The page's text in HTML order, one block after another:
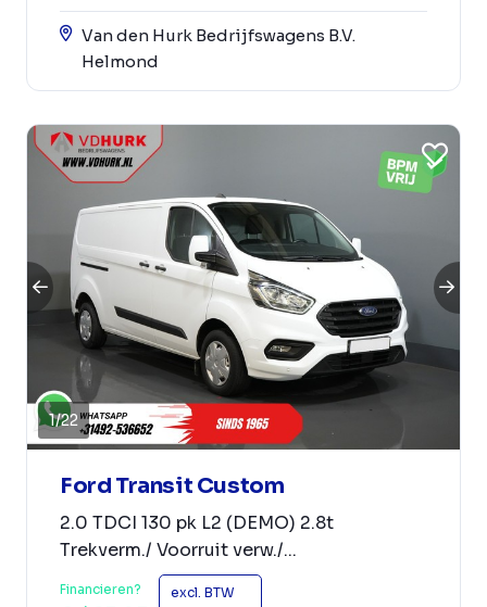
Van den Hurk Bedrijfswagens B.V.
Helmond
1/22
Ford Transit Custom
2.0 TDCI 130 pk L2 (DEMO) 2.8t
Trekverm./ Voorruit verw./...
Financieren? excl. BTW